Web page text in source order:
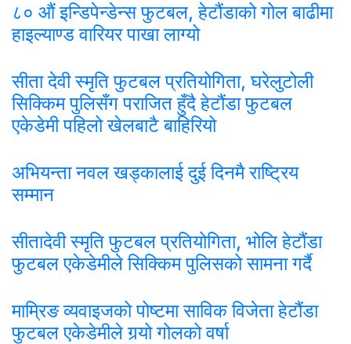
८० औं इन्डिपेन्डेन्स फुटबल, हेटौंडाको गोल बाढीमा
हाइल्याण्ड वारियर पाखा लाग्यो
सीता देवी स्मृति फुटबल प्रतियोगिता, घरेलुटोली
सिक्किम पुलिसँग पराजित हुँदै हेटौंडा फुटबल
एकेडेमी पहिलो खेलबाटै बाहिरियो
अभियन्ता नवल खड्कालाई दुई दिनमै राष्ट्रिय
सम्मान
सीतादेवी स्मृति फुटबल प्रतियोगिता, भोलि हेटौंडा
फुटबल एकेडेमीले सिक्किम पुलिसको सामना गर्दै
माम्रिङ व्यवाइजको पोष्टमा साविक विजेता हेटौंडा
फुटबल एकेडेमीले गर्‍यो गोलको वर्षा